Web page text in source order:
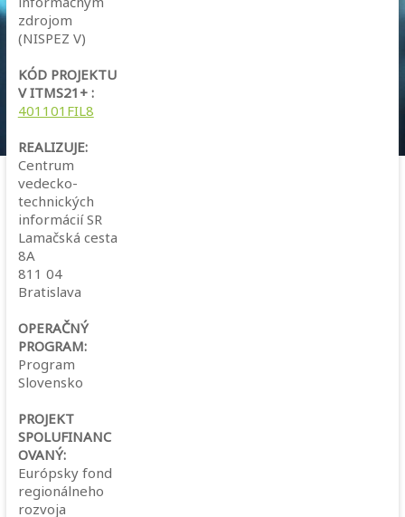
zdrojom
(NISPEZ V)
KÓD PROJEKTU
V ITMS21+ :
401101FIL8
REALIZUJE:
Centrum
vedecko-
technických
informácií SR
Lamačská cesta
8A
811 04
Bratislava
OPERAČNÝ
PROGRAM:
Program
Slovensko
PROJEKT
SPOLUFINANC
OVANÝ:
Európsky fond
regionálneho
rozvoja